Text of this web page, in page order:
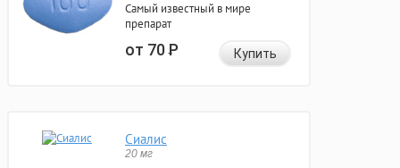
Самый известный в мире
препарат
от 70Р Купить
Сиалис
20 мг